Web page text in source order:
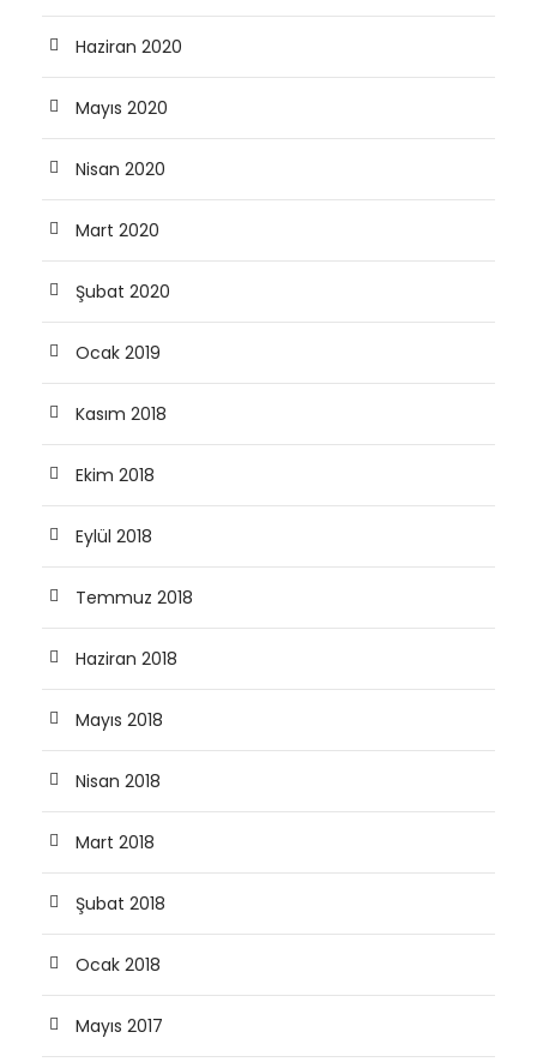
Haziran 2020
Mayıs 2020
Nisan 2020
Mart 2020
Şubat 2020
Ocak 2019
Kasım 2018
Ekim 2018
Eylül 2018
Temmuz 2018
Haziran 2018
Mayıs 2018
Nisan 2018
Mart 2018
Şubat 2018
Ocak 2018
Mayıs 2017